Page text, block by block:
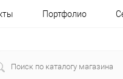
Портфолио